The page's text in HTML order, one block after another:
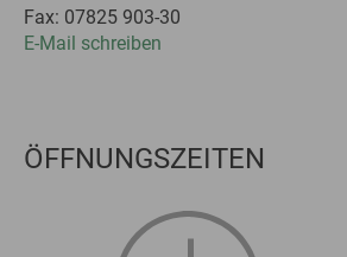
Fax: 07825 903-30
E-Mail schreiben
ÖFFNUNGSZEITEN